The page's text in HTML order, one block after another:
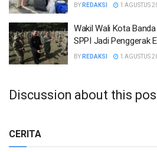
BY REDAKSI 1 AGUSTUS
Wakil Wali Kota
SPPI Jadi Penggerak
BY REDAKSI 1 AGUSTUS
Discussion about this
CERITA